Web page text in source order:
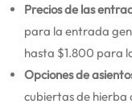
Precios de las
para la entrada
hasta $1.800 para
Opciones de
cubiertas de hierba